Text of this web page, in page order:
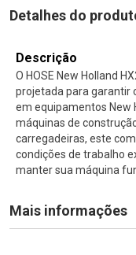
Detalhes do
Descrição
O HOSE New Holland
projetada para garantir
em equipamentos New
máquinas de
carregadeiras, este
condições de trabalho
manter sua máquina
Mais informações